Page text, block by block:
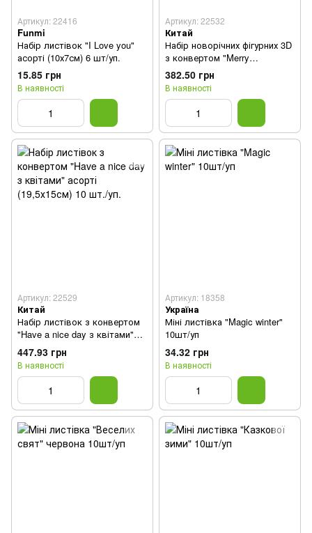
Артикул: 22416
Funmi
Набір листівок "I Love you"
асорті (10х7см) 6 шт/уп.
15.85 грн
В наявності
Артикул: 22532
Китай
Набір новорічних фігурних 3D
з конвертом "Merry
Christmas" асорті (19,5х15см)
10 шт./уп.
382.50 грн
В наявності
Артикул: 22529
Китай
Набір листівок з конвертом
"Have a nice day з квітами"
асорті (19,5х15см) 10 шт./уп.
447.93 грн
В наявності
Артикул: 18358
Україна
Міні листівка "Magic winter"
10шт/уп
34.32 грн
В наявності